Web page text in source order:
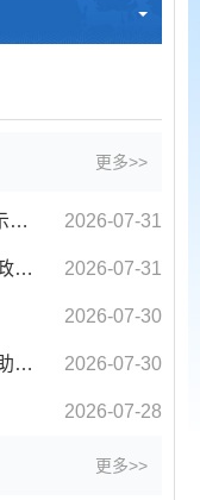
更多>>
市投资促进中心开展党风廉政警示教育活动 2026-07-31
【淮北公积金】以案为鉴 规范行政履职 2026-07-31
2026-07-30
淮北市开门纳谏优服务 法治医保助营商 2026-07-30
2026-07-28
更多>>